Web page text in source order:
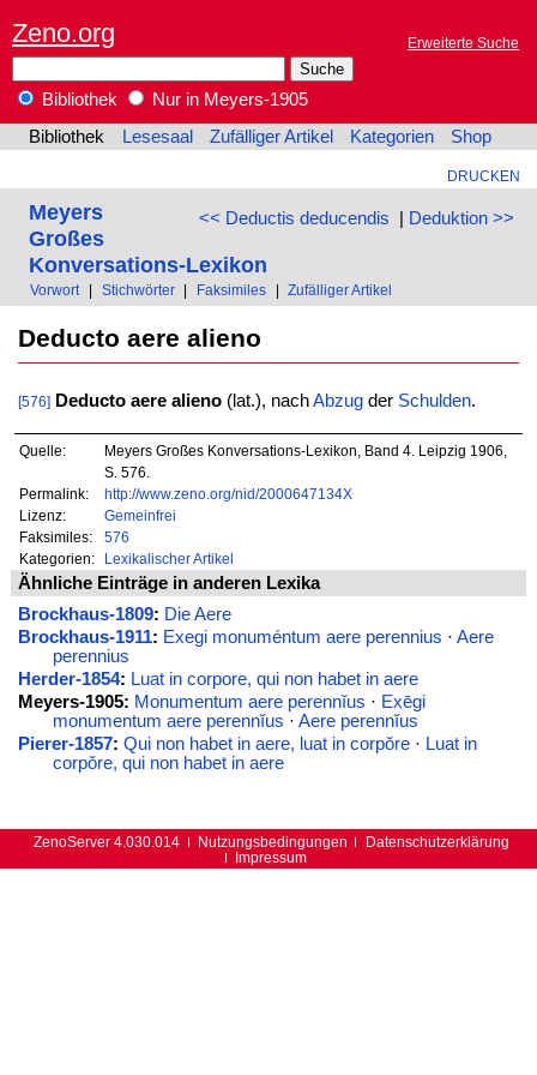
Zeno.org Erweiterte Suche
Bibliothek
Nur in Meyers-1905
Bibliothek
Lesesaal Zufälliger Artikel Kategorien Shop
DRUCKEN
<< Deductis deducendis | Deduktion >>
Meyers
Großes
Konversations-Lexikon
Vorwort Stichwörter Faksimiles Zufälliger Artikel
Deducto aere alieno
[576] Deducto aere alieno(lat.), nachAbzugder Schulden.
Quelle:
Meyers Großes Konversations-Lexikon, Band 4. Leipzig 1906,
S. 576.
Permalink:
http://www.zeno.org/nid/2000647134X
Lizenz:
Gemeinfrei
Faksimiles:
576
Kategorien:
Lexikalischer Artikel
Ähnliche Einträge in anderen Lexika
Brockhaus-1809: Die Aere
Brockhaus-1911: Exegi monuméntum aere perennius · Aere
perennius
Herder-1854: Luat in corpore, qui non habet in aere
Meyers-1905: Monumentum aere perennĭus · Exēgi
monumentum aere perennĭus · Aere perennĭus
Pierer-1857: Qui non habet in aere, luat in corpŏre· Luat in
corpŏre, qui non habet in aere
ZenoServer 4.030.014 Nutzungsbedingungen
Datenschutzerklärung
Impressum